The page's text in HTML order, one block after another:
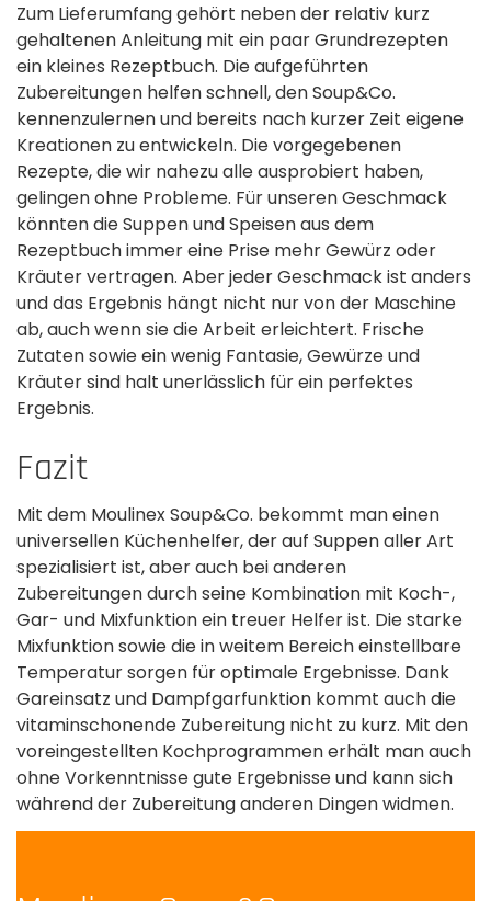
Zum Lieferumfang gehört neben der relativ kurz
gehaltenen Anleitung mit ein paar Grundrezepten
ein kleines Rezeptbuch. Die aufgeführten
Zubereitungen helfen schnell, den Soup&Co.
kennenzulernen und bereits nach kurzer Zeit eigene
Kreationen zu entwickeln. Die vorgegebenen
Rezepte, die wir nahezu alle ausprobiert haben,
gelingen ohne Probleme. Für unseren Geschmack
könnten die Suppen und Speisen aus dem
Rezeptbuch immer eine Prise mehr Gewürz oder
Kräuter vertragen. Aber jeder Geschmack ist anders
und das Ergebnis hängt nicht nur von der Maschine
ab, auch wenn sie die Arbeit erleichtert. Frische
Zutaten sowie ein wenig Fantasie, Gewürze und
Kräuter sind halt unerlässlich für ein perfektes
Ergebnis.
Fazit
Mit dem Moulinex Soup&Co. bekommt man einen
universellen Küchenhelfer, der auf Suppen aller Art
spezialisiert ist, aber auch bei anderen
Zubereitungen durch seine Kombination mit Koch-,
Gar- und Mixfunktion ein treuer Helfer ist. Die starke
Mixfunktion sowie die in weitem Bereich einstellbare
Temperatur sorgen für optimale Ergebnisse. Dank
Gareinsatz und Dampfgarfunktion kommt auch die
vitaminschonende Zubereitung nicht zu kurz. Mit den
voreingestellten Kochprogrammen erhält man auch
ohne Vorkenntnisse gute Ergebnisse und kann sich
während der Zubereitung anderen Dingen widmen.